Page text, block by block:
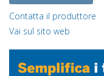
Contatta il produttore
Vai sul sito web